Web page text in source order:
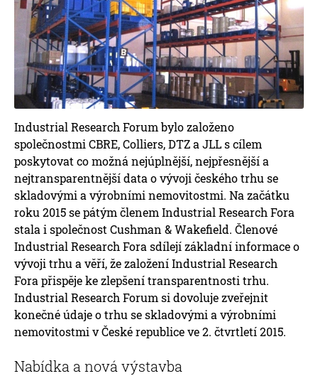
Industrial Research Forum bylo založeno
společnostmi CBRE, Colliers, DTZ a JLL s cílem
poskytovat co možná nejúplnější, nejpřesnější a
nejtransparentnější data o vývoji českého trhu se
skladovými a výrobními nemovitostmi. Na začátku
roku 2015 se pátým členem Industrial Research Fora
stala i společnost Cushman & Wakefield. Členové
Industrial Research Fora sdílejí základní informace o
vývoji trhu a věří, že založení Industrial Research
Fora přispěje ke zlepšení transparentnosti trhu.
Industrial Research Forum si dovoluje zveřejnit
konečné údaje o trhu se skladovými a výrobními
nemovitostmi v České republice ve 2. čtvrtletí 2015.
Nabídka a nová výstavba